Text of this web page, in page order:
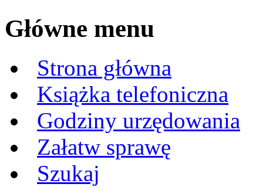
Główne menu
Strona główna
Książka telefoniczna
Godziny urzędowania
Załatw sprawę
Szukaj